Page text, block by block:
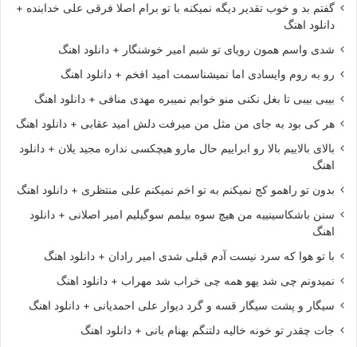
گفتم بد و خوب تقدیر دیگه نمیکنه با تو برام اصلا فرقی علی خدابنده +
دانلود اهنگ
شدی واسم همون رویای تو شبم امیر خوشنگار + دانلود اهنگ
رو به روم وایسادی اما نمیشناسمت امید افخم + دانلود اهنگ
بیبی بیبی تا بغل نکنی منو خوابم نمیبره مهدی منافی + دانلود اهنگ
هر کی بود به جای من مثل من میرفت دلش امید عقابی + دانلود اهنگ
بالای بالاییم بالا رو ابراییم حال مارو هیچکسی نداره مجید یلان + دانلود
اهنگ
بدون تو راهمو کج نمیکنم به تو اخم نمیکنم علی منتظری + دانلود اهنگ
سنن باشکاسینییه من هیچ سوه بیلمم سوگیلیم امیر اصلانی + دانلود
اهنگ
با تو هوا که سرد نیست آدم قبلی شدی امیر رادان + دانلود اهنگ
نمیدونم چی شد یهو همه چی خراب شد مهراب + دانلود اهنگ
سیگار و پشت سیگار قسه و گرد دیوار علی احمدیانی + دانلود اهنگ
جات چقدر تو خونه خالیه دلتنگم بهنام بانی + دانلود اهنگ